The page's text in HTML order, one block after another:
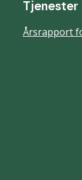
Tjenester
Årsrapport